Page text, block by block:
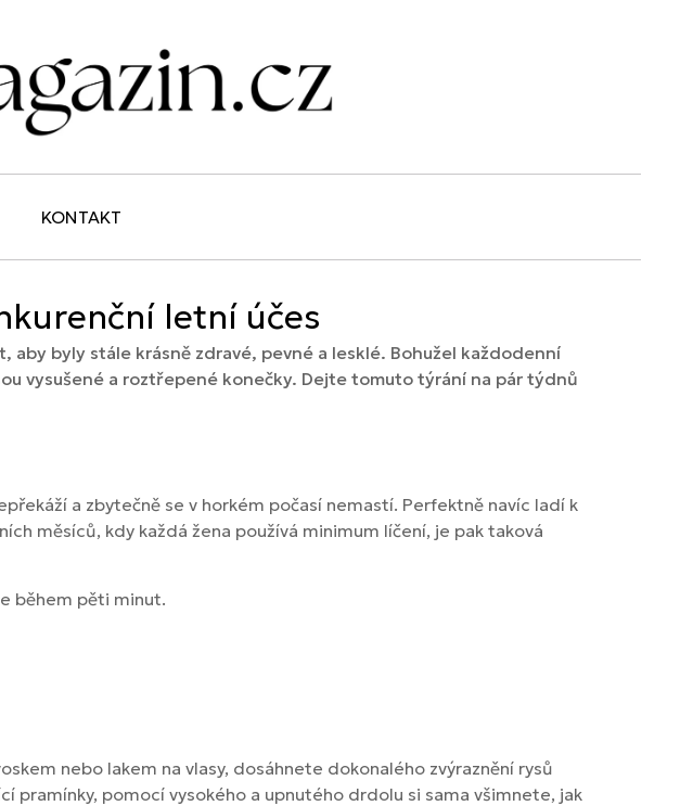
KONTAKT
letní účes
aby byly stále krásně zdravé, pevné a lesklé. Bohužel každodenní
vysušené a roztřepené konečky. Dejte tomuto týrání na pár týdnů
a zbytečně se v horkém počasí nemastí. Perfektně navíc ladí k
měsíců, kdy každá žena používá minimum líčení, je pak taková
během pěti minut.
nebo lakem na vlasy, dosáhnete dokonalého zvýraznění rysů
pramínky, pomocí vysokého a upnutého drdolu si sama všimnete, jak